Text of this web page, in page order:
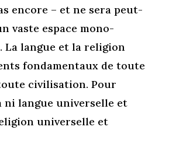
encore – et ne sera peut-
vaste espace mono-
langue et la religion
fondamentaux de toute
civilisation. Pour
ni langue universelle et
universelle et